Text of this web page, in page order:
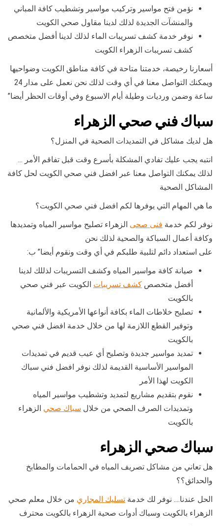
نؤمن فتح مواسير وتركيب مواسير وتشطيب كافة المباني
والمنشآت الجديدة لذلك لدينا مقاول صحي الكويت
نوفر خدمة كشف تسريبات الماء لذلك لدينا أفضل متخصص
كشف تسريبات الزهراء الكويت
أسعارنا رخيصة، خدمتنا متاحة في كافة مناطق الكويت وضواحيها
ويمكنك التواصل معنا في أي وقت لذلك نحن نعمل على مدار 24
ساعة وضمن ورديات وطيلة أيام الاسبوع وفي أوقات الحظر أيضا”
سباك فني صحي الزهراء
هل لديك مشاكل في التمديدات الصحية في المنزل؟
انتبه يجب عليك تفادي المشكلة بأسرع وقت قبل تفاقم الأمر …
لذلك يمكنك التواصل معنا عبر افضل فني صحي الكويت لحل كافة
المشاكل الصحية
ما هي المهام التي يوفرها لكم افضل فني صحي الكويت؟
نوفر لكم خدمة فنى صحى الزهراء تصليح مواسير المياه وتمديدها
وكافة أعمال السباكة والصحية لذلك نحن
على استعداد دائم لتلبية طلبكم في أي وقت ونقوم أيضا” ب:
صيانة كافة مواسير المياه وكشف التسريبات لذللك لدينا
أفضل متخصص كشف تسريبات الكويت عبر فني صحي
بالكويت
تصليح خلاطات الماء بكافة أنواعها الأمريكية والألمانية
وتوفير القطع اللازمة لها من خلال خدمة افضل فني صحي
بالكويت
تمديد مواسير جديدة وتصليح أي عيب قديم في تمديدات
المواسير الأساسية القديمة لذلك نوفر افضل فني سباك
الكويت لهذا الأمر
نقوم بتقديم مشاريع لتمديد وتشطيب مواسير المياه
وتمديدات الصرف الصحي من خلال سباك صحي الزهراء
بالكويت
سباك صحي الزهراء
هل تعاني من مشاكل تصريف المياه في الحمامات والمطابخ
والحدائق؟؟
الحل عندنا…. نوفر لك خدمة تسليك المجاري من خلال معلم صحي
الزهراء بالكويت وسباك أدوات صحية الزهراء بالكويت محترف